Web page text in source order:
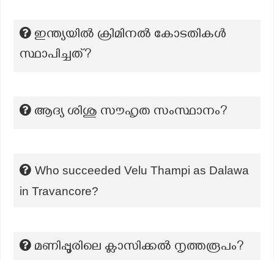
ഇന്ത്യയിൽ ക്രിമിനൽ കോടതികൾ
സ്ഥാപിച്ചത്?
ആദ്യ ശിശു സൗഹൃത സംസ്ഥാനം?
Who succeeded Velu Thampi as Dalawa
in Travancore?
മണിപ്പൂരിലെ ക്ലാസിക്കൽ നൃത്തരൂപം?